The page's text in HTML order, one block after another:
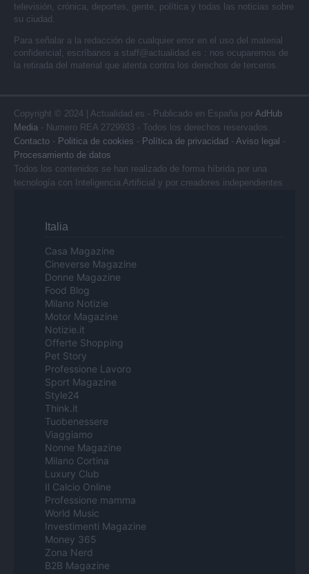
televisión, crónica, deportes, gente, política y todas las noticias sobre
su ciudad.
Para señalar a la redacción de cualquier error en el uso del material
confidencial, escríbanos a staff@actualidad.es : nos ocuparemos de
la retirada del material que atenta contra los derechos de terceros.
Copyright © 2024 | Actualidad.es - Publicado en España por AdHub
Media - Numero REA 2729933 - Todos los derechos reservados.
Contacto - Politica de cookies - Política de privacidad - Aviso legal -
Procesamiento de datos
Todos los contenidos se han realizado de forma híbrida por una
tecnología con Inteligencia Artificial y por creadores independientes
Italia
Casa Magazine
Cineverse Magazine
Donne Magazine
Food Blog
Milano Notizie
Motor Magazine
Notizie.it
Offerte Shopping
Pet Story
Professione Lavoro
Sport Magazine
Style24
Think.it
Tuobenessere
Viaggiamo
Nonne Magazine
Milano Cortina
Luxury Club
Il Calcio Online
Professione mamma
World Music
Investimenti Magazine
Money 365
Zona Nerd
B2B Magazine